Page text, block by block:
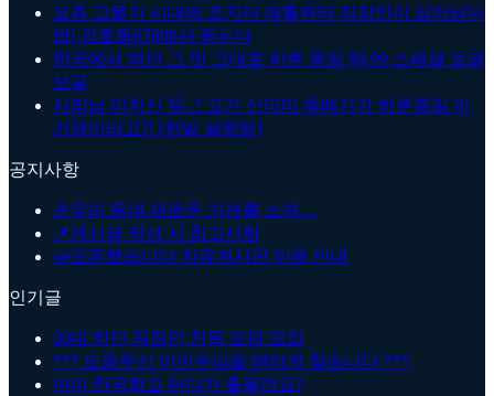
요즘 고물가 시대에 조지아 애틀랜타 직장인이 살아남는
법! 강호동678에서 듣는다
한국에서 먹던 그 맛 그대로 하루 종일 $9.99 스페셜 보글
보글
사장님 미치신 듯..? 고기 산더미 뚝배기가 하루종일 이
가격이라고?! [한밭 설렁탕]
공지사항
🎉우리 동네 새로운 가게를 소개…
📌게시글 작성 시 참고사항
📣오픈했습니다 자유게시판 이용 안내
인기글
30대 한인 직장인 친목 모임 모집
*** 도움주신 이민우님을 애타게 찾습니다 ***
아이 한국학교 어디가 좋을까요?